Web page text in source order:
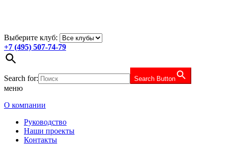
Выберите клуб:
+7 (495) 507-74-79
Search for: Search Button
меню
О компании
Руководство
Наши проекты
Контакты